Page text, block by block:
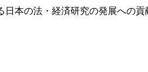
本の法・経済研究の発展への